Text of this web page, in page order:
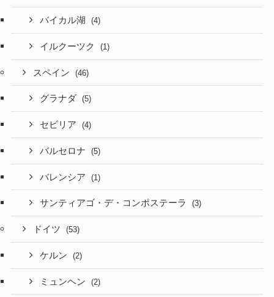
バイカル湖 (4)
イルクーツク (1)
スペイン (46)
グラナダ (5)
セビリア (4)
バルセロナ (5)
バレンシア (1)
サンティアゴ・デ・コンポステーラ (3)
ドイツ (53)
ケルン (2)
ミュンヘン (2)